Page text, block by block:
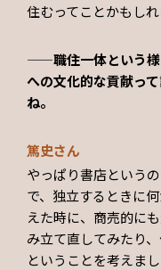
住むってことかもしれ
——職住一体という様
への文化的な貢献っ
ね。
篤史さん
やっぱり書店という
で、独立するときに
えた時に、商売的に
み立て直してみたり
ということを考えま